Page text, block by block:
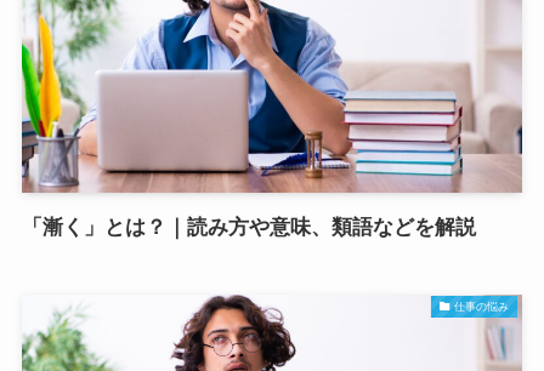
「漸く」とは？｜読み方や意味、類語などを解説
仕事の悩み